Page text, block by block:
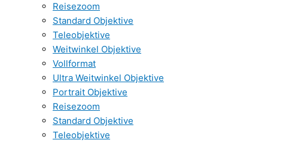
Reisezoom
Standard Objektive
Teleobjektive
Weitwinkel Objektive
Vollformat
Ultra Weitwinkel Objektive
Portrait Objektive
Reisezoom
Standard Objektive
Teleobjektive